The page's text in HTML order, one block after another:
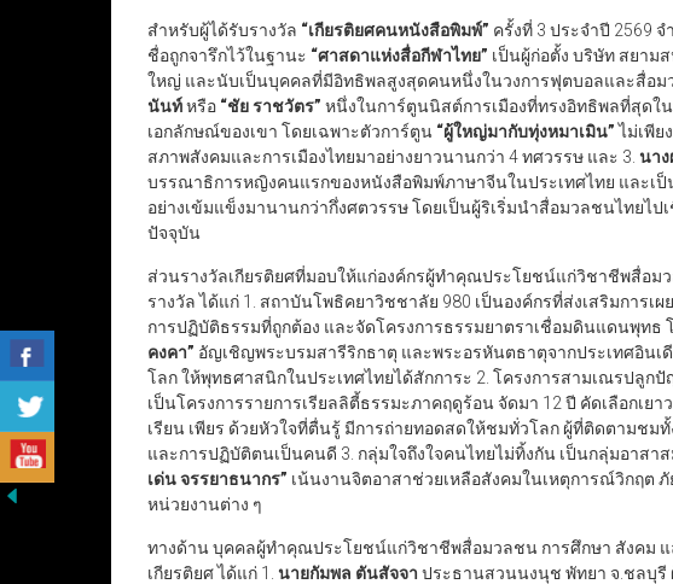
สำหรับผู้ได้รับรางวัล “เกียรติยศคนหนังสือพิมพ์” ครั้งที่ 3 ประจำปี 2569 จ
ชื่อถูกจารึกไว้ในฐานะ “ศาสดาแห่งสื่อกีฬาไทย” เป็นผู้ก่อตั้ง บริษัท สยาม
ใหญ่ และนับเป็นบุคคลที่มีอิทธิพลสูงสุดคนหนึ่งในวงการฟุตบอลและสื่อม
นันท์หรือ “ชัย ราชวัตร” หนึ่งในการ์ตูนนิสต์การเมืองที่ทรงอิทธิพลที่สุด
เอกลักษณ์ของเขา โดยเฉพาะตัวการ์ตูน “ผู้ใหญ่มากับทุ่งหมาเมิน”ไม่เพีย
สภาพสังคมและการเมืองไทยมาอย่างยาวนานกว่า 4 ทศวรรษ และ 3. นา
บรรณาธิการหญิงคนแรกของหนังสือพิมพ์ภาษาจีนในประเทศไทย และเ
อย่างเข้มแข็งมานานกว่ากึ่งศตวรรษ โดยเป็นผู้ริเริ่มนำสื่อมวลชนไทยไ
ปัจจุบัน
ส่วนรางวัลเกียรติยศที่มอบให้แก่องค์กรผู้ทำคุณประโยชน์แก่วิชาชีพสื่อม
รางวัล ได้แก่ 1. สถาบันโพธิคยาวิชชาลัย 980 เป็นองค์กรที่ส่งเสริมการ
การปฏิบัติธรรมที่ถูกต้อง และจัดโครงการธรรมยาตราเชื่อมดินแดนพุทธ
คงคา” อัญเชิญพระบรมสารีริกธาตุ และพระอรหันตธาตุจากประเทศอินเ
โลก ให้พุทธศาสนิกในประเทศไทยได้สักการะ 2. โครงการสามเณรปลูก
เป็นโครงการรายการเรียลลิตี้ธรรมะภาคฤดูร้อน จัดมา 12 ปี คัดเลือกเย
เรียน เพียร ด้วยหัวใจที่ตื่นรู้ มีการถ่ายทอดสดให้ชมทั่วโลก ผู้ที่ติดตามชม
และการปฏิบัติตนเป็นคนดี 3. กลุ่มใจถึงใจคนไทยไม่ทิ้งกัน เป็นกลุ่มอาส
เด่น จรรยาธนากร” เน้นงานจิตอาสาช่วยเหลือสังคมในเหตุการณ์วิกฤต
หน่วยงานต่าง ๆ
ทางด้าน บุคคลผู้ทำคุณประโยชน์แก่วิชาชีพสื่อมวลชน การศึกษา สังคม แ
เกียรติยศ ได้แก่ 1. นายกัมพล ตันสัจจา ประธานสวนนงนุช พัทยา จ.ชลบุรี